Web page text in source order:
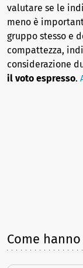
valutare se le
meno è
gruppo stesso e
compattezza,
considerazione
il voto espresso.
Come